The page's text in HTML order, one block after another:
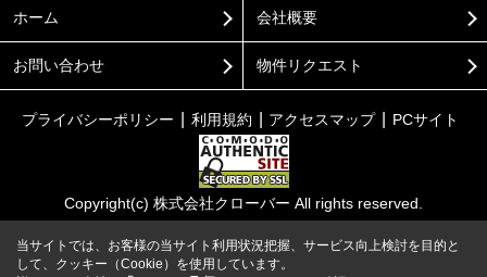
ホーム 会社概要
お問い合わせ 物件リクエスト
プライバシーポリシー 利用規約 アクセスマップ PCサイト
Copyright(c) 株式会社クローバー All rights reserved.
当サイトでは、お客様の当サイト利用状況把握、サービス向上検討を目的と
して、クッキー（Cookie）を使用しています。